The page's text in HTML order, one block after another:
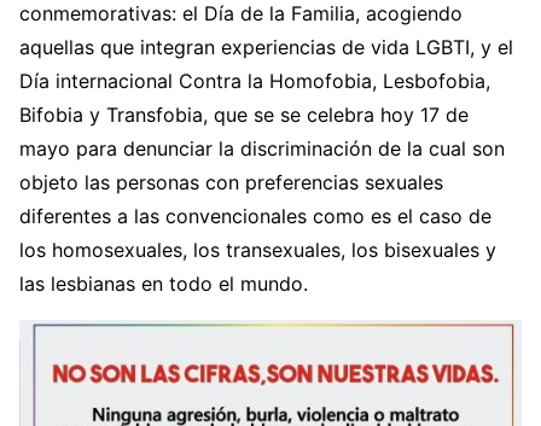
conmemorativas: el Día de la Familia, acogiendo
aquellas que integran experiencias de vida LGBTI, y el
Día internacional Contra la Homofobia, Lesbofobia,
Bifobia y Transfobia, que se se celebra hoy 17 de
mayo para denunciar la discriminación de la cual son
objeto las personas con preferencias sexuales
diferentes a las convencionales como es el caso de
los homosexuales, los transexuales, los bisexuales y
las lesbianas en todo el mundo.